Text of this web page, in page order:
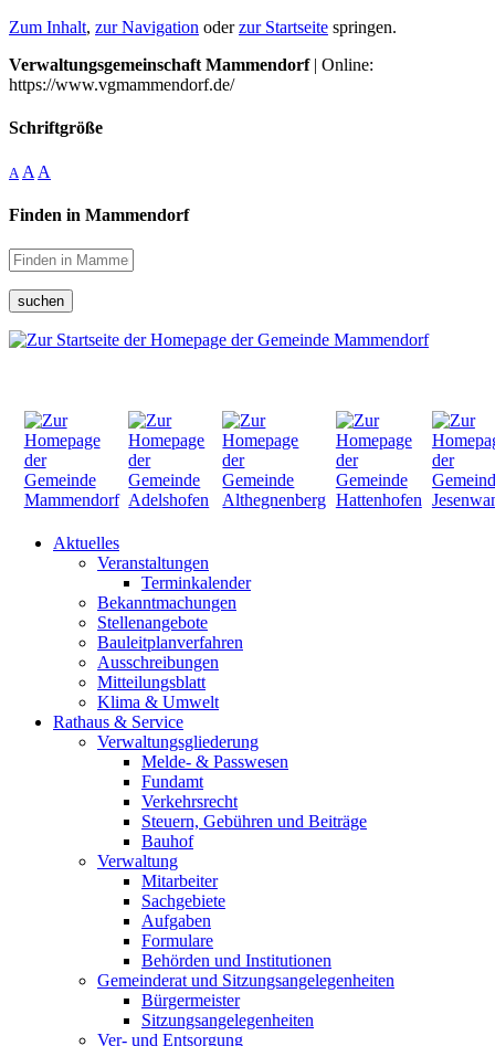
Zum Inhalt, zur Navigation oderzur Startseite springen.
Verwaltungsgemeinschaft Mammendorf| Online:
https://www.vgmammendorf.de/
Schriftgröße
A A A
Finden in Mammendorf
suchen
Aktuelles
Veranstaltungen
Terminkalender
Bekanntmachungen
Stellenangebote
Bauleitplanverfahren
Ausschreibungen
Mitteilungsblatt
Klima & Umwelt
Rathaus & Service
Verwaltungsgliederung
Melde- & Passwesen
Fundamt
Verkehrsrecht
Steuern, Gebühren und Beiträge
Bauhof
Verwaltung
Mitarbeiter
Sachgebiete
Aufgaben
Formulare
Behörden und Institutionen
Gemeinderat und Sitzungsangelegenheiten
Bürgermeister
Sitzungsangelegenheiten
Ver- und Entsorgung